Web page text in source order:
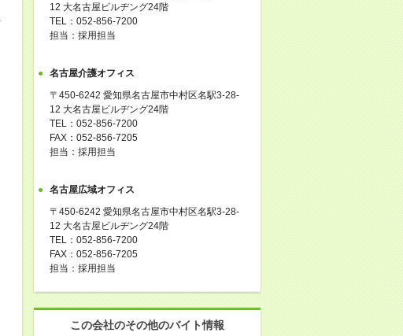
12 大名古屋ビルヂング24階
TEL：052-856-7200
担当：採用担当
名古屋介護オフィス
〒450-6242 愛知県名古屋市中村区名駅3-28-
12 大名古屋ビルヂング24階
TEL：052-856-7200
FAX：052-856-7205
担当：採用担当
名古屋広域オフィス
〒450-6242 愛知県名古屋市中村区名駅3-28-
12 大名古屋ビルヂング24階
TEL：052-856-7200
FAX：052-856-7205
担当：採用担当
この会社のその他のバイト情報